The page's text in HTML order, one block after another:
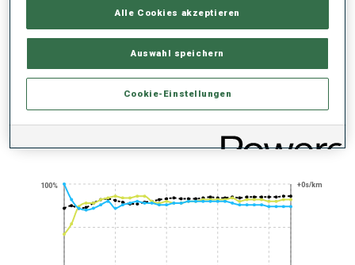
HEAD-TO-HEAD-
100% +0s/km
Alle Cookies akzeptieren
Auswahl speichern
Cookie-Einstellungen